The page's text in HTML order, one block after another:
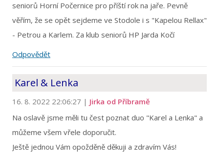
seniorů Horní Počernice pro příští rok na jaře. Pevně
věřím, že se opět sejdeme ve Stodole i s "Kapelou Rellax"
- Petrou a Karlem. Za klub seniorů HP Jarda Kočí
Odpovědět
Karel & Lenka
16. 8. 2022 22:06:27 | Jirka od Příbramě
Na oslavě jsme měli tu čest poznat duo "Karel a Lenka" a
můžeme všem vřele doporučit.
Ještě jednou Vám opožděně děkuji a zdravím Vás!